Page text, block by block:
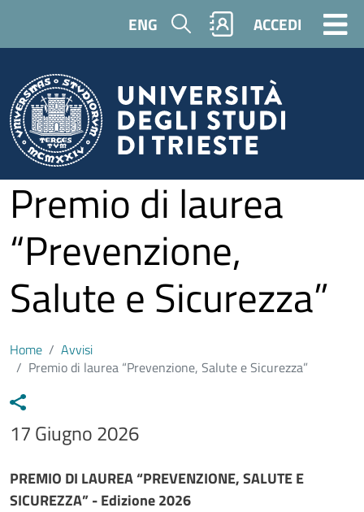
ENG Cerca ACCEDI
Premio di laurea
“Prevenzione,
Salute e Sicurezza”
Home
Avvisi
Premio di laurea “Prevenzione, Salute e Sicurezza”
Data avviso
17 Giugno 2026
Testo avviso
PREMIO DI LAUREA “PREVENZIONE, SALUTE E
SICUREZZA” - Edizione 2026